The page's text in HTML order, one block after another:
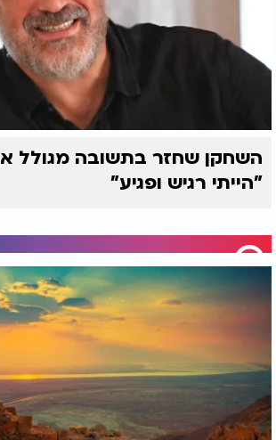
השחקן שחזר בתשובה מגולל
"הייתי רגיש ופגיע"